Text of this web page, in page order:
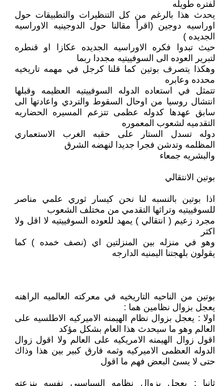
لفتره طويله
يحدث هذا بالرغم من كل التنظيرات والتطبيقات حول
اوراسيه دوجين (اقرأ مقالنا حول الدوجينيه الاوراسيه
الجديده )
حيث تبدوا فكره الاوراسيه الجديده عكازا او قنطره
لتبرير العوده الى السوفييتيه مجددا ربما
وهكذا يتصرف بوتين كما قلنا كرجل في مهمه تاريخيه
محدده وعابره
تتمثل في استعاده الدوله السوفييتيه العظيمه وقبلها
انتشال روسيا من اوحال السقوط والتردي واعادتها الى
سابق عهدها كدوله عظمى تتزعم المسيره الحضاريه
التقدميه لشعوب المعموره
دوله تسدل الستار على حقبه الغرب الاستعماري
المظلمه وتدشن فجرا جديدا لنهضه الشرق
والبشريه جمعاء
بوتين الانتقالي
اذا بوتين بالنسبه لنا نحن كيسار ثوري علمي مناصر
للسوفييتيه وتراثها التقدمي من مختلف الشعوب
مجرد زعيم ( انتقالي ) يمهد للعوده السوفييتيه لا اقل ولا
اكثر
وهو في منزله بين المنزلتين اي (نصف خمده ) كما
يقولون بلهجتنا اليمنيه الدارجه
بوتين من الناحيه التاريخيه في معركته العالميه الراهنه
يعجل بزوال نظامين هما :
اولا : يعجل بزوال نظام الهيمنه الاميركيه الاطلسيه على
العالم وهو ما سيحدث هذا العام بشكل مؤكد
اقول زوال الهيمنه الامريكيه على العالم ولا اقول زوال
الدوله العظمى الاميركيه وثمه فارق كبير بين هذا وذاك
حتى لا يسئ البعض فهم ما اقول
ثانيا : يعجل بزوال نظامه السياسيى نفسه بنزعته